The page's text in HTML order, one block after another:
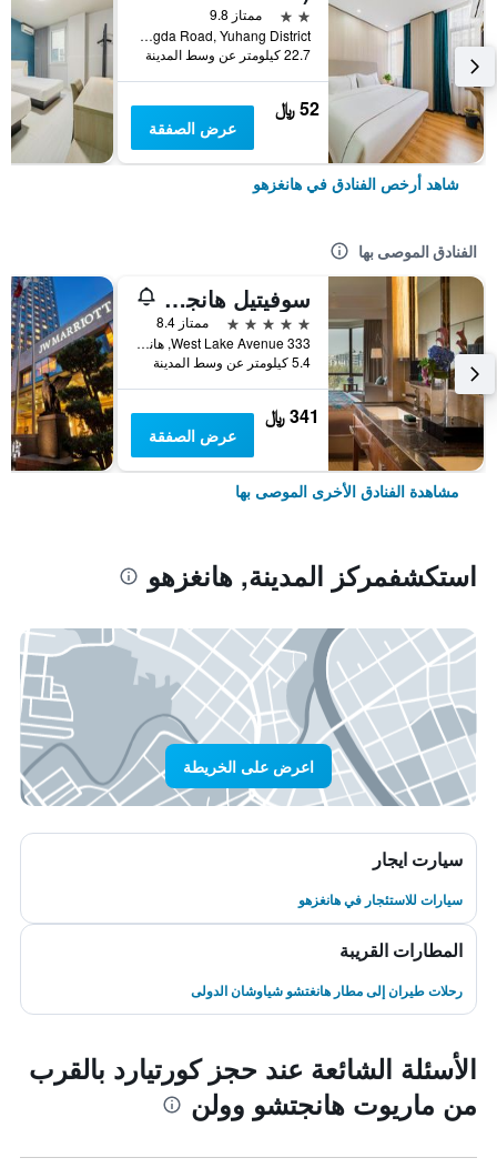
2 نجمتين
ممتاز 9.8
No.3 Hongda Road, Yuhang District, هانغزهو, الصين
22.7 كيلومتر عن وسط المدينة
52 ﷼
عرض الصفقة
شاهد أرخص الفنادق في هانغزهو
الفنادق الموصى بها
سوفيتيل هانجزو ويستليك
5 نجوم
ممتاز 8.4
333 West Lake Avenue, هانغزهو, الصين
5.4 كيلومتر عن وسط المدينة
341 ﷼
عرض الصفقة
مشاهدة الفنادق الأخرى الموصى بها
استكشفمركز المدينة, هانغزهو
اعرض على الخريطة
سيارت ايجار
سيارات للاستئجار في هانغزهو
المطارات القريبة
رحلات طيران إلى مطار هانغتشو شياوشان الدولى
الأسئلة الشائعة عند حجز كورتيارد بالقرب
من ماريوت هانجتشو وولن